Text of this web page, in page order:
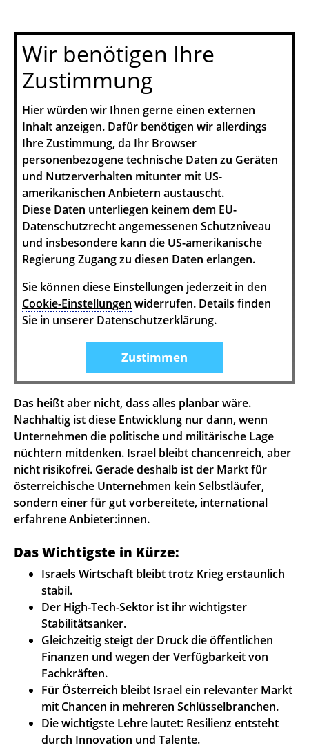
Wir benötigen Ihre
Zustimmung
Hier würden wir Ihnen gerne einen externen
Inhalt anzeigen. Dafür benötigen wir allerdings
Ihre Zustimmung, da Ihr Browser
personenbezogene technische Daten zu Geräten
und Nutzerverhalten mitunter mit US-
amerikanischen Anbietern austauscht.
Diese Daten unterliegen keinem dem EU-
Datenschutzrecht angemessenen Schutzniveau
und insbesondere kann die US-amerikanische
Regierung Zugang zu diesen Daten erlangen.
Sie können diese Einstellungen jederzeit in den
Cookie-Einstellungen widerrufen. Details finden
Sie in unserer Datenschutzerklärung.
Zustimmen
Das heißt aber nicht, dass alles planbar wäre.
Nachhaltig ist diese Entwicklung nur dann, wenn
Unternehmen die politische und militärische Lage
nüchtern mitdenken. Israel bleibt chancenreich, aber
nicht risikofrei. Gerade deshalb ist der Markt für
österreichische Unternehmen kein Selbstläufer,
sondern einer für gut vorbereitete, international
erfahrene Anbieter:innen.
Das Wichtigste in Kürze:
Israels Wirtschaft bleibt trotz Krieg erstaunlich
stabil.
Der High-Tech-Sektor ist ihr wichtigster
Stabilitätsanker.
Gleichzeitig steigt der Druck die öffentlichen
Finanzen und wegen der Verfügbarkeit von
Fachkräften.
Für Österreich bleibt Israel ein relevanter Markt
mit Chancen in mehreren Schlüsselbranchen.
Die wichtigste Lehre lautet: Resilienz entsteht
durch Innovation und Talente.